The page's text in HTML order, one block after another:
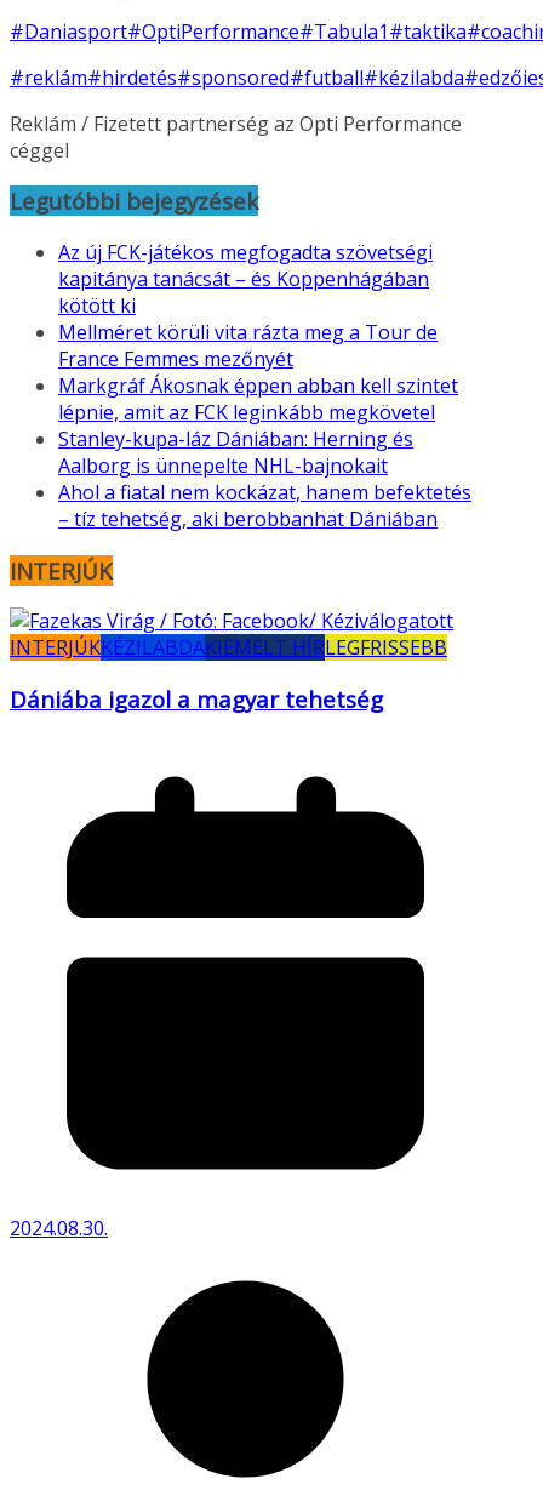
#Daniasport#OptiPerformance#Tabula1#taktika
#reklám#hirdetés#sponsored#futball#kézilabda
Reklám / Fizetett partnerség az Opti Performance
céggel
Legutóbbi bejegyzések
Az új FCK-játékos megfogadta szövetségi
kapitánya tanácsát – és Koppenhágában
kötött ki
Mellméret körüli vita rázta meg a Tour de
France Femmes mezőnyét
Markgráf Ákosnak éppen abban kell szintet
lépnie, amit az FCK leginkább megkövetel
Stanley-kupa-láz Dániában: Herning és
Aalborg is ünnepelte NHL-bajnokait
Ahol a fiatal nem kockázat, hanem befektetés
– tíz tehetség, aki berobbanhat Dániában
INTERJÚK
INTERJÚKKÉZILABDAKIEMELT HÍRLEGFRISSEBB
Dániába igazol a magyar tehetség
2024.08.30.